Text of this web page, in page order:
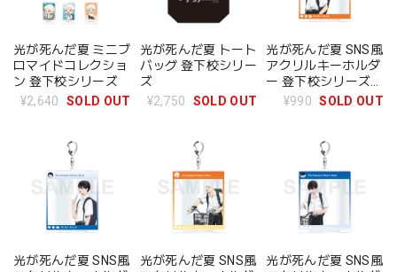
光が死んだ夏 ミニブ
ロマイドコレクショ
ン 登下校シリーズ
¥2,640
SOLD OUT
光が死んだ夏 トート
バッグ 登下校シリー
ズ
¥2,750
SOLD OUT
光が死んだ夏 SNS風
アクリルキーホルダ
ー 登下校シリーズ
アイス買い食い ver.
¥990 SOLD OUT
光が死んだ夏 SNS風
光が死んだ夏 SNS風
光が死んだ夏 SNS風